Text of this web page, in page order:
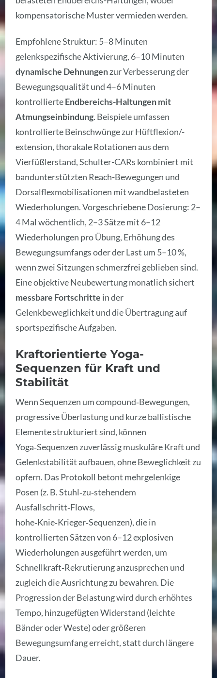
kompensatorische Muster vermieden werden.
Empfohlene Struktur: 5–8 Minuten
gelenkspezifische Aktivierung, 6–10 Minuten
dynamische Dehnungenzur Verbesserung der
Bewegungsqualität und 4–6 Minuten
kontrollierteEndbereichs-Haltungen mit
Atmungseinbindung. Beispiele umfassen
kontrollierte Beinschwünge zur Hüftflexion/-
extension, thorakale Rotationen aus dem
Vierfüßlerstand, Schulter-CARs kombiniert mit
bandunterstützten Reach-Bewegungen und
Dorsalflexmobilisationen mit wandbelasteten
Wiederholungen. Vorgeschriebene Dosierung: 2–
4 Mal wöchentlich, 2–3 Sätze mit 6–12
Wiederholungen pro Übung, Erhöhung des
Bewegungsumfangs oder der Last um 5–10 %,
wenn zwei Sitzungen schmerzfrei geblieben sind.
Eine objektive Neubewertung monatlich sichert
messbare Fortschritte in der
Gelenkbeweglichkeit und die Übertragung auf
sportspezifische Aufgaben.
Kraftorientierte Yoga-
Sequenzen für Kraft und
Stabilität
Wenn Sequenzen um compound‑Bewegungen,
progressive Überlastung und kurze ballistische
Elemente strukturiert sind, können
Yoga‑Sequenzen zuverlässig muskuläre Kraft und
Gelenkstabilität aufbauen, ohne Beweglichkeit zu
opfern. Das Protokoll betont mehrgelenkige
Posen (z. B. Stuhl‑zu‑stehendem
Ausfallschritt‑Flows,
hohe‑Knie‑Krieger‑Sequenzen), die in
kontrollierten Sätzen von 6–12 explosiven
Wiederholungen ausgeführt werden, um
Schnellkraft‑Rekrutierung anzusprechen und
zugleich die Ausrichtung zu bewahren. Die
Progression der Belastung wird durch erhöhtes
Tempo, hinzugefügten Widerstand (leichte
Bänder oder Weste) oder größeren
Bewegungsumfang erreicht, statt durch längere
Dauer.